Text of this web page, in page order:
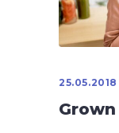
25.05.2018